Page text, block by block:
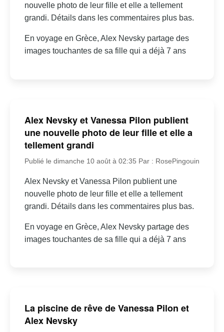
nouvelle photo de leur fille et elle a tellement
grandi. Détails dans les commentaires plus bas.
En voyage en Grèce, Alex Nevsky partage des
images touchantes de sa fille qui a déjà 7 ans
Alex Nevsky et Vanessa Pilon publient
une nouvelle photo de leur fille et elle a
tellement grandi
Publié le dimanche 10 août à 02:35 Par : RosePingouin
Alex Nevsky et Vanessa Pilon publient une
nouvelle photo de leur fille et elle a tellement
grandi. Détails dans les commentaires plus bas.
En voyage en Grèce, Alex Nevsky partage des
images touchantes de sa fille qui a déjà 7 ans
La piscine de rêve de Vanessa Pilon et
Alex Nevsky